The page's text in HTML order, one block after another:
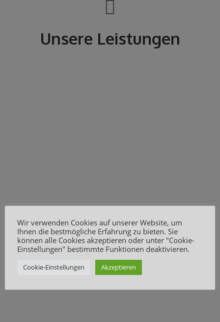
Unsere Leistungen
Wir verwenden Cookies auf unserer Website, um
Ihnen die bestmögliche Erfahrung zu bieten. Sie
können alle Cookies akzeptieren oder unter "Cookie-
Einstellungen" bestimmte Funktionen deaktivieren.
Cookie-Einstellungen Akzeptieren